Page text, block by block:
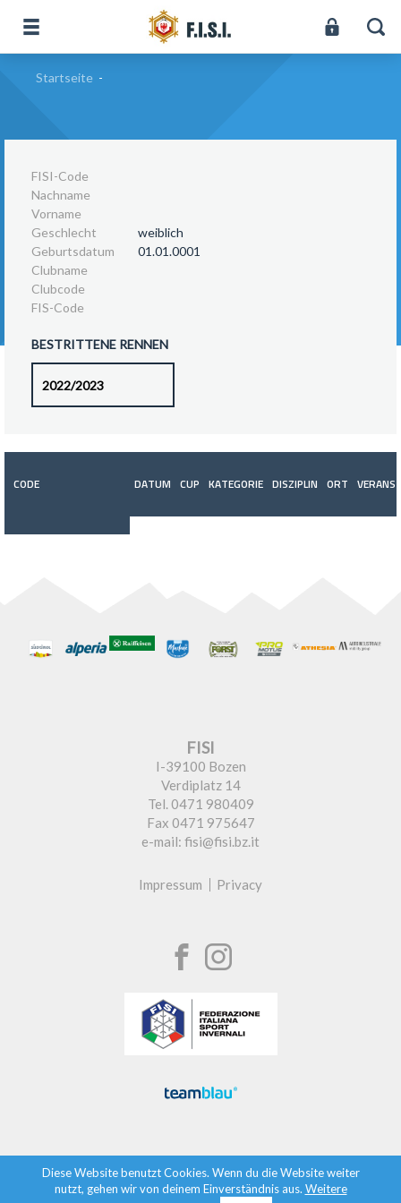
Startseite -
FISI-Code
Nachname
Vorname
Geschlecht
weiblich
Geburtsdatum
01.01.0001
Clubname
Clubcode
FIS-Code
BESTRITTENE RENNEN
CODE DATUM CUP KATEGORIE DISZIPLIN ORT
FISI
I-39100 Bozen
Verdiplatz 14
Tel. 0471 980409
Fax 0471 975647
e-mail: fisi@fisi.bz.it
Impressum Privacy
Diese Website benutzt Cookies. Wenn du die Website weiter
nutzt, gehen wir von deinem Einverständnis aus. Weitere